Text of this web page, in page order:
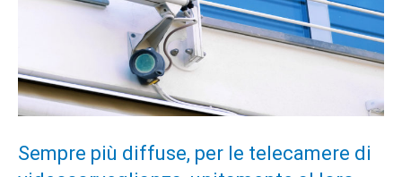
Sempre più diffuse, per le telecamere di